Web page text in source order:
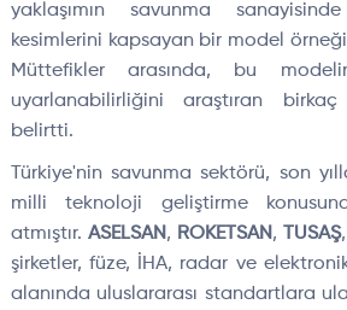
yaklaşımın savunma
kesimlerini kapsayan bir model
Müttefikler arasında, bu
uyarlanabilirliğini araştıran
belirtti.
Türkiye'nin savunma sektörü, son
milli teknoloji geliştirme
atmıştır. ASELSAN, ROKETSAN, TUSAŞ
şirketler, füze, İHA, radar ve
alanında uluslararası standartlara